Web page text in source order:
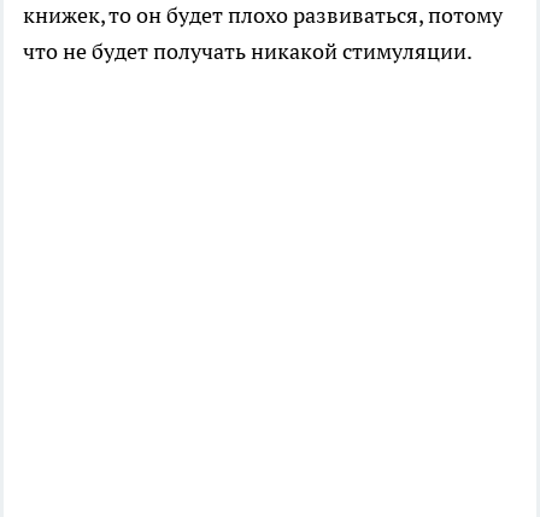
книжек, то он будет плохо развиваться, потому
что не будет получать никакой стимуляции.